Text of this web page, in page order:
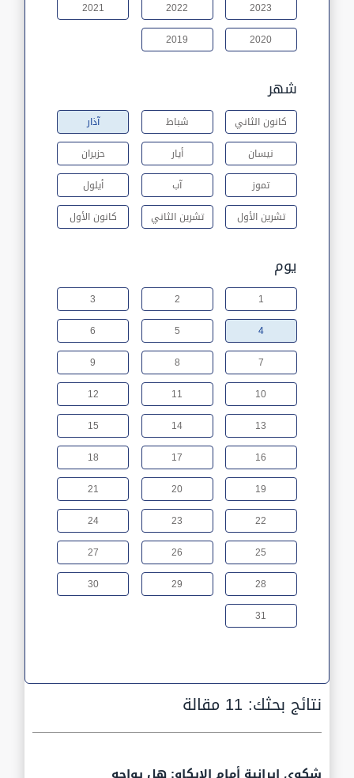
2023
2022
2021
2020
2019
شهر
كانون الثاني شباط
آذار
نيسان
أيار
حزيران
تموز
آب
أيلول
تشرين الأول
تشرين الثاني كانون الأول
يوم
1
2
3
4
5
6
7
8
9
10
11
12
13
14
15
16
17
18
19
20
21
22
23
24
25
26
27
28
29
30
31
نتائج بحثك:11 مقالة